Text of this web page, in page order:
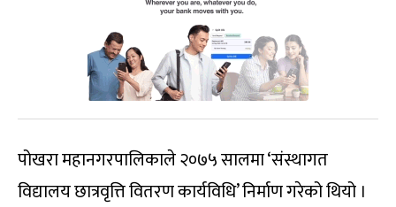
पोखरा महानगरपालिकाले २०७५ सालमा ‘संस्थागत
विद्यालय छात्रवृत्ति वितरण कार्यविधि’ निर्माण गरेको थियो ।